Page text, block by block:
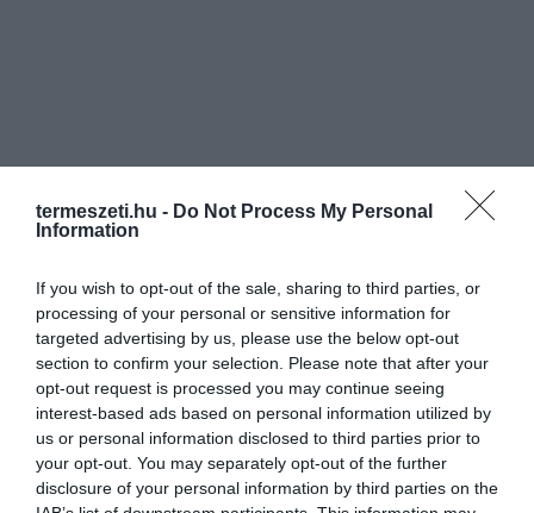
termeszeti.hu - Do Not Process My Personal
Information
If you wish to opt-out of the sale, sharing to third parties, or
processing of your personal or sensitive information for
targeted advertising by us, please use the below opt-out
section to confirm your selection. Please note that after your
opt-out request is processed you may continue seeing
interest-based ads based on personal information utilized by
us or personal information disclosed to third parties prior to
your opt-out. You may separately opt-out of the further
disclosure of your personal information by third parties on the